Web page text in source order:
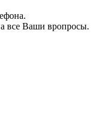
все Ваши вропросы.